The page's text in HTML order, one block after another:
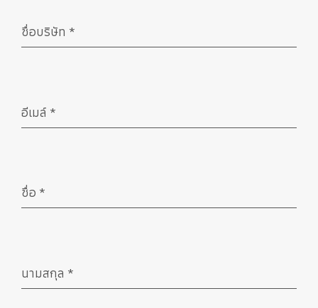
ชื่อบริษัท *
อีเมล์ *
ชื่อ *
นามสกุล *